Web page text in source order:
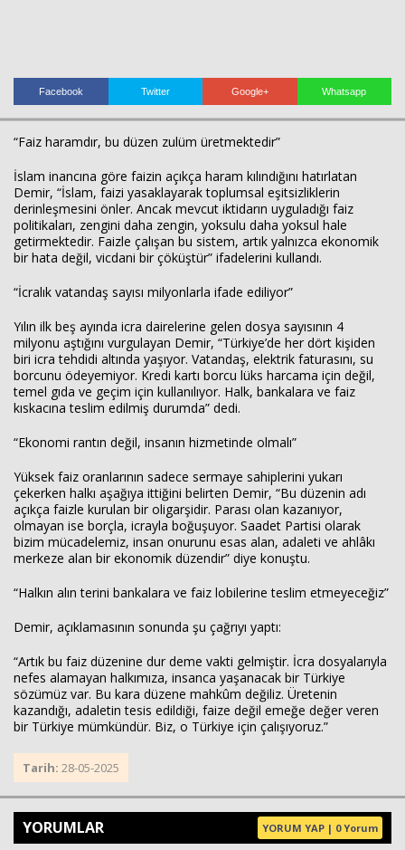
Facebook Twitter Google+ Whatsapp
“Faiz haramdır, bu düzen zulüm üretmektedir”
İslam inancına göre faizin açıkça haram kılındığını hatırlatan
Demir, “İslam, faizi yasaklayarak toplumsal eşitsizliklerin
derinleşmesini önler. Ancak mevcut iktidarın uyguladığı faiz
politikaları, zengini daha zengin, yoksulu daha yoksul hale
getirmektedir. Faizle çalışan bu sistem, artık yalnızca ekonomik
bir hata değil, vicdani bir çöküştür” ifadelerini kullandı.
“İcralık vatandaş sayısı milyonlarla ifade ediliyor”
Yılın ilk beş ayında icra dairelerine gelen dosya sayısının 4
milyonu aştığını vurgulayan Demir, “Türkiye’de her dört kişiden
biri icra tehdidi altında yaşıyor. Vatandaş, elektrik faturasını, su
borcunu ödeyemiyor. Kredi kartı borcu lüks harcama için değil,
temel gıda ve geçim için kullanılıyor. Halk, bankalara ve faiz
kıskacına teslim edilmiş durumda” dedi.
“Ekonomi rantın değil, insanın hizmetinde olmalı”
Yüksek faiz oranlarının sadece sermaye sahiplerini yukarı
çekerken halkı aşağıya ittiğini belirten Demir, “Bu düzenin adı
açıkça faizle kurulan bir oligarşidir. Parası olan kazanıyor,
olmayan ise borçla, icrayla boğuşuyor. Saadet Partisi olarak
bizim mücadelemiz, insan onurunu esas alan, adaleti ve ahlâkı
merkeze alan bir ekonomik düzendir” diye konuştu.
“Halkın alın terini bankalara ve faiz lobilerine teslim etmeyeceğiz”
Demir, açıklamasının sonunda şu çağrıyı yaptı:
“Artık bu faiz düzenine dur deme vakti gelmiştir. İcra dosyalarıyla
nefes alamayan halkımıza, insanca yaşanacak bir Türkiye
sözümüz var. Bu kara düzene mahkûm değiliz. Üretenin
kazandığı, adaletin tesis edildiği, faize değil emeğe değer veren
bir Türkiye mümkündür. Biz, o Türkiye için çalışıyoruz.”
Tarih: 28-05-2025
YORUMLAR YORUM YAP | 0 Yorum